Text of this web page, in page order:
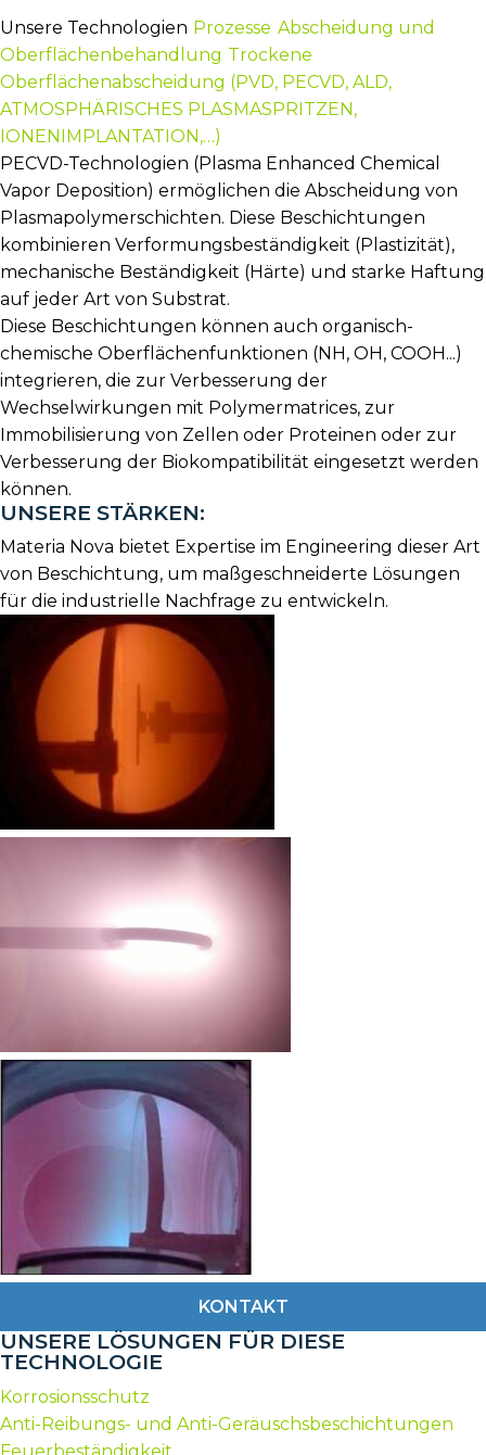
Unsere Technologien Prozesse Abscheidung und
Oberflächenbehandlung Trockene
Oberflächenabscheidung (PVD, PECVD, ALD,
ATMOSPHÄRISCHES PLASMASPRITZEN,
IONENIMPLANTATION,…)
PECVD-Technologien (Plasma Enhanced Chemical
Vapor Deposition) ermöglichen die Abscheidung von
Plasmapolymerschichten. Diese Beschichtungen
kombinieren Verformungsbeständigkeit (Plastizität),
mechanische Beständigkeit (Härte) und starke Haftung
auf jeder Art von Substrat.
Diese Beschichtungen können auch organisch-
chemische Oberflächenfunktionen (NH, OH, COOH...)
integrieren, die zur Verbesserung der
Wechselwirkungen mit Polymermatrices, zur
Immobilisierung von Zellen oder Proteinen oder zur
Verbesserung der Biokompatibilität eingesetzt werden
können.
UNSERE STÄRKEN:
Materia Nova bietet Expertise im Engineering dieser Art
von Beschichtung, um maßgeschneiderte Lösungen
für die industrielle Nachfrage zu entwickeln.
KONTAKT
UNSERE LÖSUNGEN FÜR DIESE
TECHNOLOGIE
Korrosionsschutz
Anti-Reibungs- und Anti-Geräuschsbeschichtungen